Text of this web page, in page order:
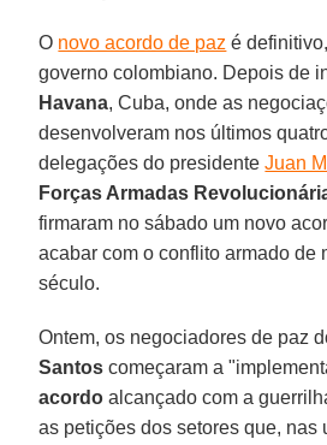
O novo acordo de paz é
governo colombiano. Depois de
Havana, Cuba, onde as
desenvolveram nos últimos
delegações do presidenteJuan
Forças Armadas
firmaram no sábado um novo
acabar com o conflito armado de
século.
Ontem, os negociadores de paz
Santos começaram a
acordo alcançado com a
as petições dos setores que, nas